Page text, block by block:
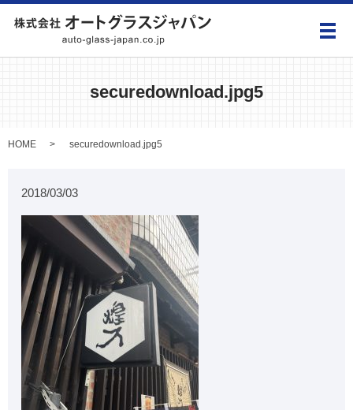
メ
securedownload.jpg5
HOME securedownload.jpg5
2018/03/03